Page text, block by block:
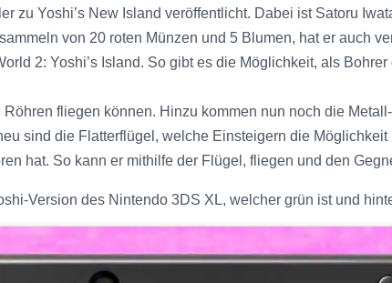
zu Yoshi’s New Island veröffentlicht. Dabei ist Satoru
von 20 roten Münzen und 5 Blumen, hat er auch
2: Yoshi’s Island. So gibt es die Möglichkeit, als
fliegen können. Hinzu kommen nun noch die
sind die Flatterflügel, welche Einsteigern die
hat. So kann er mithilfe der Flügel, fliegen und den
Version des Nintendo 3DS XL, welcher grün ist und